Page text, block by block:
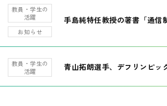
教員・学生の
活躍
お知らせ
手島純特任教授の著書「通信
教員・学生の
活躍
青山拓朗選手、デフリンピッ